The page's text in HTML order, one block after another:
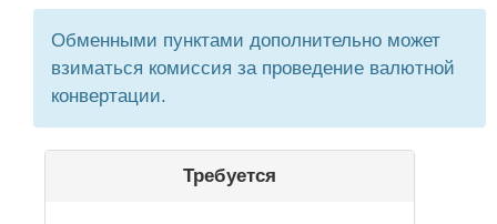
Обменными пунктами дополнительно может
взиматься комиссия за проведение валютной
конвертации.
Требуется